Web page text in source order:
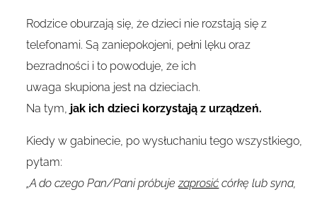
Rodzice oburzają się, że dzieci nie rozstają się z
telefonami. Są zaniepokojeni, pełni lęku oraz
bezradności i to powoduje, że ich
uwaga skupiona jest na dzieciach.
Na tym, jak ich dzieci korzystają z urządzeń.
Kiedy w gabinecie, po wysłuchaniu tego wszystkiego,
pytam:
„A do czego Pan/Pani próbujezaprosić córkę lub syna,